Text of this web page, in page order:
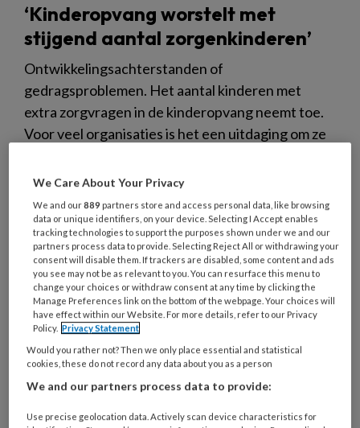
‘Kinderopvang worstelt met
stijgend aantal zorgenkinderen’
Ontwikkelingsachterstanden of
gedragsproblemen. Het aantal kinderen met
extra zorgvragen in de kinderopvang neemt toe.
Voor veel organisaties is het een uitdaging om ze
grens aan wat we van pedagogisch professionals
mogen vragen?
21 NOVEMBER 2025 NIEUWS ZORGENKINDEREN
We Care About Your Privacy
We and our889 partners store and access personal data, like browsing
data or unique identifiers, on your device. Selecting I Accept enables
tracking technologies to support the purposes shown under we and our
partners process data to provide. Selecting Reject All or withdrawing your
consent will disable them. If trackers are disabled, some content and ads
you see may not be as relevant to you. You can resurface this menu to
change your choices or withdraw consent at any time by clicking the
Manage Preferences link on the bottom of the webpage. Your choices will
have effect within our Website. For more details, refer to our Privacy
Policy. Privacy Statement
Would you rather not? Then we only place essential and statistical
cookies, these do not record any data about you as a person
We and our partners process data to provide:
Use precise geolocation data. Actively scan device characteristics for